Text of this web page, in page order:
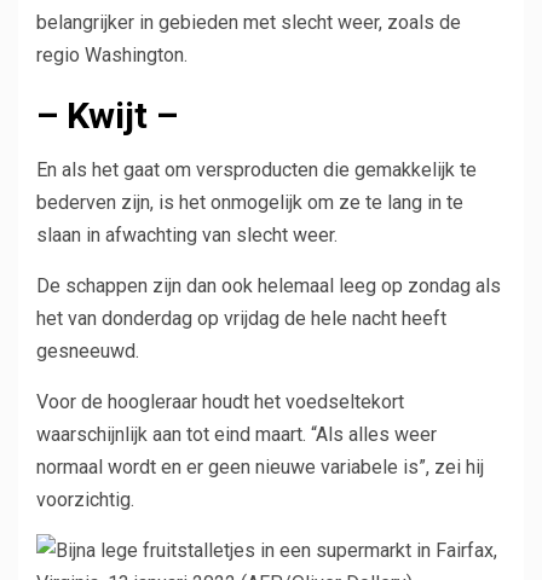
belangrijker in gebieden met slecht weer, zoals de
regio Washington.
– Kwijt –
En als het gaat om versproducten die gemakkelijk te
bederven zijn, is het onmogelijk om ze te lang in te
slaan in afwachting van slecht weer.
De schappen zijn dan ook helemaal leeg op zondag als
het van donderdag op vrijdag de hele nacht heeft
gesneeuwd.
Voor de hoogleraar houdt het voedseltekort
waarschijnlijk aan tot eind maart. “Als alles weer
normaal wordt en er geen nieuwe variabele is”, zei hij
voorzichtig.